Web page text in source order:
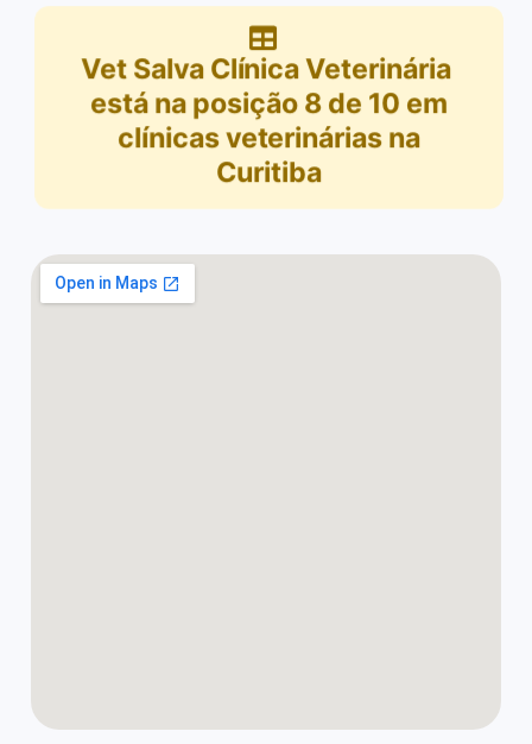
Vet Salva Clínica Veterinária
está na posição 8 de 10 em
clínicas veterinárias na
Curitiba